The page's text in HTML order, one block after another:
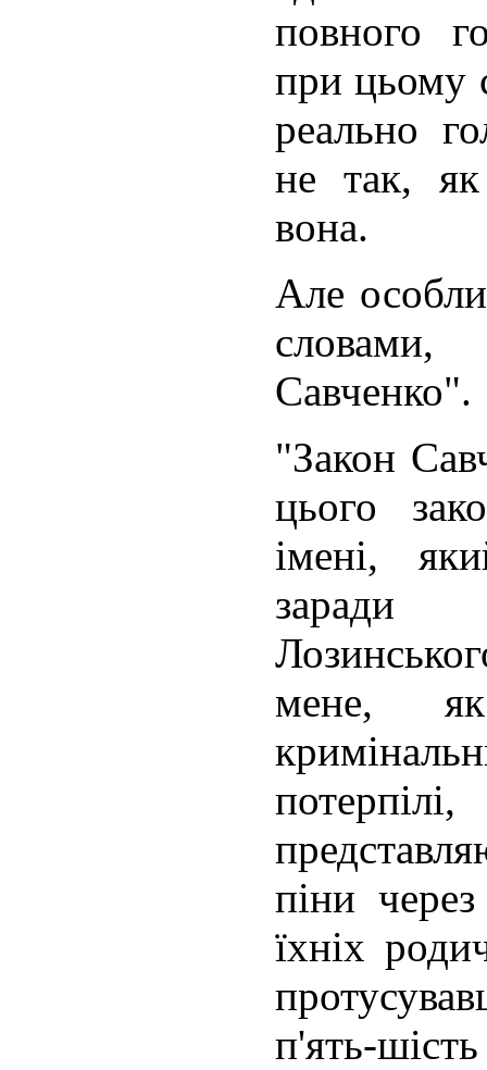
повного
при цьому
реально
не так,
вона.
Але
словами,
Савченко".
"Закон
цього
імені,
заради
мене,
піни
їхніх
п'ять-